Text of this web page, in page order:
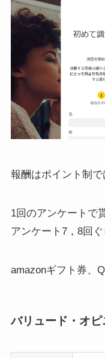
報酬はポイント制で
1回のアンケートで
アンケート7，8回ぐ
amazonギフト券、
バリュード・オ